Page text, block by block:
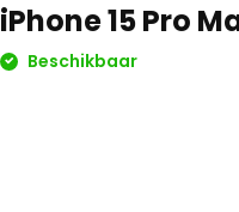
iPhone 15 Pro
Beschikbaar